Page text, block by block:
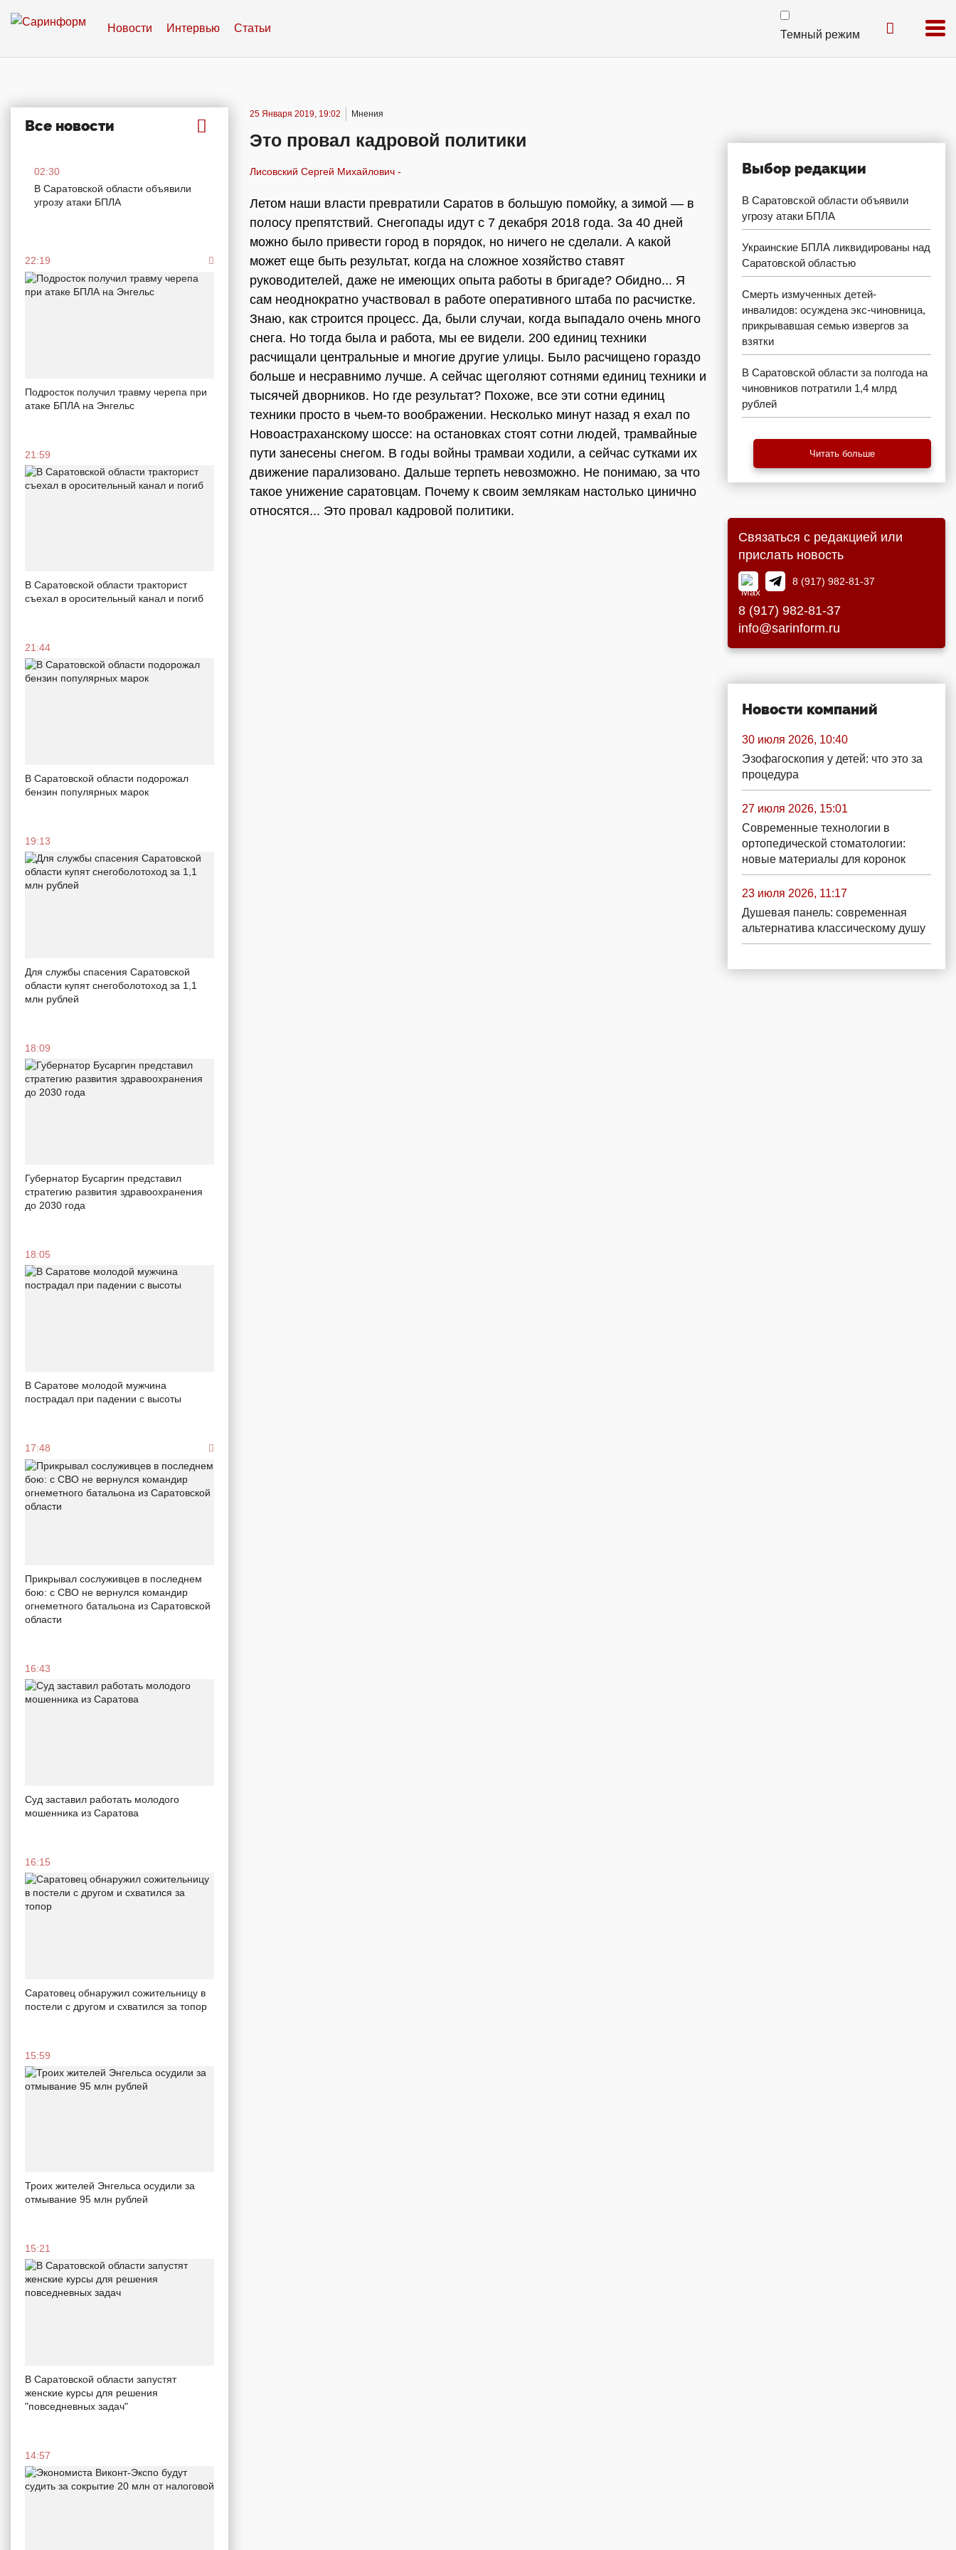
Новости Интервью Статьи
Темный режим
Все новости
02:30
В Саратовской области объявили
угрозу атаки БПЛА
22:19
Подросток получил травму черепа при
атаке БПЛА на Энгельс
21:59
В Саратовской области тракторист
съехал в оросительный канал и погиб
21:44
В Саратовской области подорожал
бензин популярных марок
19:13
Для службы спасения Саратовской
области купят снегоболотоход за 1,1
млн рублей
18:09
Губернатор Бусаргин представил
стратегию развития здравоохранения
до 2030 года
18:05
В Саратове молодой мужчина
пострадал при падении с высоты
17:48
Прикрывал сослуживцев в последнем
бою: с СВО не вернулся командир
огнеметного батальона из Саратовской
области
16:43
Суд заставил работать молодого
мошенника из Саратова
16:15
Саратовец обнаружил сожительницу в
постели с другом и схватился за топор
15:59
Троих жителей Энгельса осудили за
отмывание 95 млн рублей
15:21
В Саратовской области запустят
женские курсы для решения
"повседневных задач"
14:57
25 Января 2019, 19:02 Мнения
Это провал кадровой политики
Лисовский Сергей Михайлович -
Летом наши власти превратили Саратов в большую помойку, а зимой — в
полосу препятствий. Снегопады идут с 7 декабря 2018 года. За 40 дней
можно было привести город в порядок, но ничего не сделали. А какой
может еще быть результат, когда на сложное хозяйство ставят
руководителей, даже не имеющих опыта работы в бригаде? Обидно... Я
сам неоднократно участвовал в работе оперативного штаба по расчистке.
Знаю, как строится процесс. Да, были случаи, когда выпадало очень много
снега. Но тогда была и работа, мы ее видели. 200 единиц техники
расчищали центральные и многие другие улицы. Было расчищено гораздо
больше и несравнимо лучше. А сейчас щеголяют сотнями единиц техники и
тысячей дворников. Но где результат? Похоже, все эти сотни единиц
техники просто в чьем-то воображении. Несколько минут назад я ехал по
Новоастраханскому шоссе: на остановках стоят сотни людей, трамвайные
пути занесены снегом. В годы войны трамваи ходили, а сейчас сутками их
движение парализовано. Дальше терпеть невозможно. Не понимаю, за что
такое унижение саратовцам. Почему к своим землякам настолько цинично
относятся... Это провал кадровой политики.
Выбор редакции
В Саратовской области объявили
угрозу атаки БПЛА
Украинские БПЛА ликвидированы над
Саратовской областью
Смерть измученных детей-
инвалидов: осуждена экс-чиновница,
прикрывавшая семью извергов за
взятки
В Саратовской области за полгода на
чиновников потратили 1,4 млрд
рублей
Читать больше
Связаться с редакцией или
прислать новость
8 (917) 982-81-37
8 (917) 982-81-37
info@sarinform.ru
Новости компаний
30 июля 2026, 10:40
Эзофагоскопия у детей: что это за
процедура
27 июля 2026, 15:01
Современные технологии в
ортопедической стоматологии:
новые материалы для коронок
23 июля 2026, 11:17
Душевая панель: современная
альтернатива классическому душу